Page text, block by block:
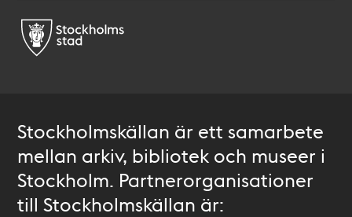
Stockholmskällan är ett samarbete
mellan arkiv, bibliotek och museer i
Stockholm. Partnerorganisationer
till Stockholmskällan är: